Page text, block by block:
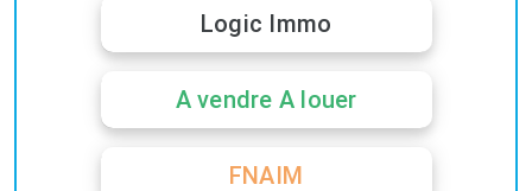
Logic Immo
A vendre A louer
FNAIM